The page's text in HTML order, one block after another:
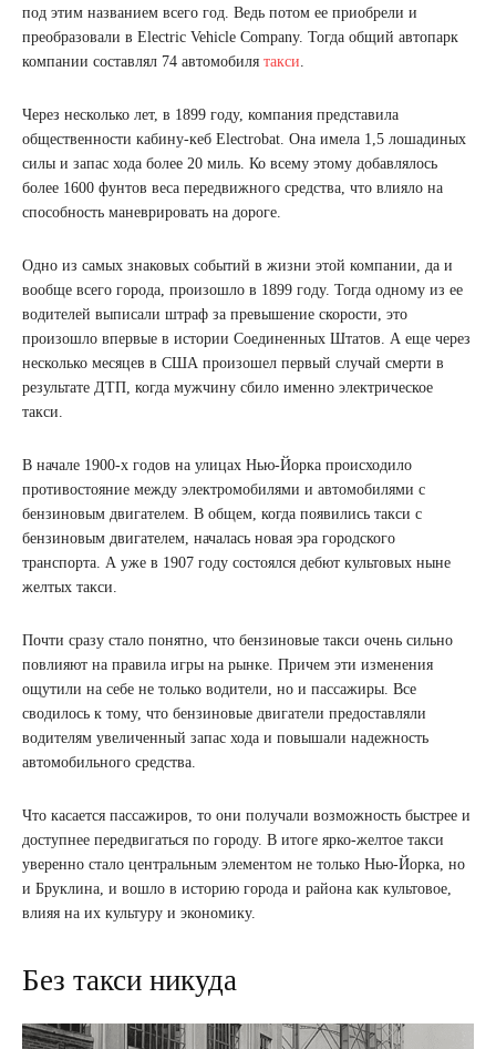
под этим названием всего год. Ведь потом ее приобрели и
преобразовали в Electric Vehicle Company. Тогда общий автопарк
компании составлял 74 автомобиля такси.
Через несколько лет, в 1899 году, компания представила
общественности кабину-кеб Electrobat. Она имела 1,5 лошадиных
силы и запас хода более 20 миль. Ко всему этому добавлялось
более 1600 фунтов веса передвижного средства, что влияло на
способность маневрировать на дороге.
Одно из самых знаковых событий в жизни этой компании, да и
вообще всего города, произошло в 1899 году. Тогда одному из ее
водителей выписали штраф за превышение скорости, это
произошло впервые в истории Соединенных Штатов. А еще через
несколько месяцев в США произошел первый случай смерти в
результате ДТП, когда мужчину сбило именно электрическое
такси.
В начале 1900-х годов на улицах Нью-Йорка происходило
противостояние между электромобилями и автомобилями с
бензиновым двигателем. В общем, когда появились такси с
бензиновым двигателем, началась новая эра городского
транспорта. А уже в 1907 году состоялся дебют культовых ныне
желтых такси.
Почти сразу стало понятно, что бензиновые такси очень сильно
повлияют на правила игры на рынке. Причем эти изменения
ощутили на себе не только водители, но и пассажиры. Все
сводилось к тому, что бензиновые двигатели предоставляли
водителям увеличенный запас хода и повышали надежность
автомобильного средства.
Что касается пассажиров, то они получали возможность быстрее и
доступнее передвигаться по городу. В итоге ярко-желтое такси
уверенно стало центральным элементом не только Нью-Йорка, но
и Бруклина, и вошло в историю города и района как культовое,
влияя на их культуру и экономику.
Без такси никуда